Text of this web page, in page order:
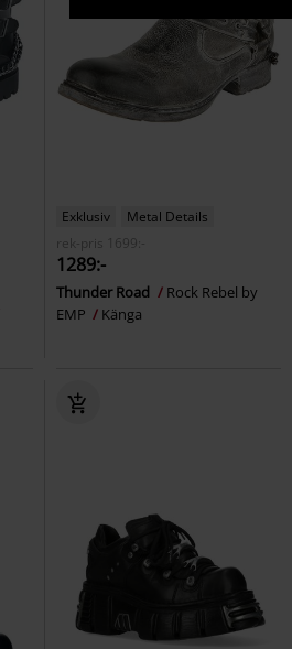
Exklusiv
Metal Details
rek-pris
1699:-
1289:-
Thunder Road
Rock Rebel by
EMP
Känga